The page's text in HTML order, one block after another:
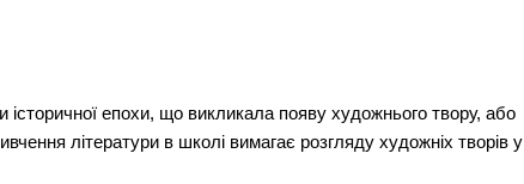
епохи, що викликала появу художнього твору, або
літератури в школі вимагає розгляду художніх творів у